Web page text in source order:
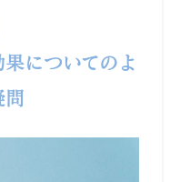
についてのよ
問